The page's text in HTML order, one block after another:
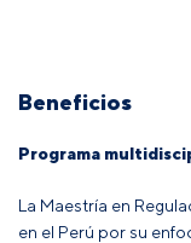
Beneficios
Programa
La Maestría en
en el Perú por su